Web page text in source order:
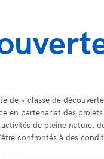
de « classe de
en partenariat des
de pleine nature,
confrontés à des